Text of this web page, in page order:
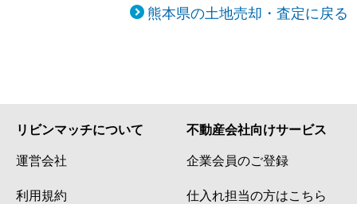
熊本県の土地売却・査定に戻る
リビンマッチについて
運営会社
利用規約
不動産会社向けサービス
企業会員のご登録
仕入れ担当の方はこちら